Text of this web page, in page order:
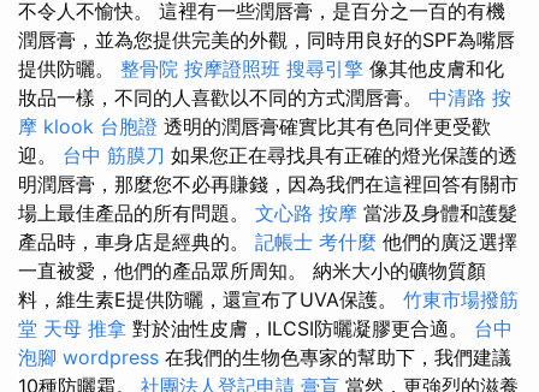
不令人不愉快。 這裡有一些潤唇膏，是百分之一百的有機
潤唇膏，並為您提供完美的外觀，同時用良好的SPF為嘴唇
提供防曬。 整骨院 按摩證照班 搜尋引擎 像其他皮膚和化
妝品一樣，不同的人喜歡以不同的方式潤唇膏。 中清路 按
摩 klook 台胞證 透明的潤唇膏確實比其有色同伴更受歡
迎。 台中 筋膜刀 如果您正在尋找具有正確的燈光保護的透
明潤唇膏，那麼您不必再賺錢，因為我們在這裡回答有關市
場上最佳產品的所有問題。 文心路 按摩 當涉及身體和護髮
產品時，車身店是經典的。 記帳士 考什麼 他們的廣泛選擇
一直被愛，他們的產品眾所周知。 納米大小的礦物質顏
料，維生素E提供防曬，還宣布了UVA保護。 竹東市場撥筋
堂 天母 推拿 對於油性皮膚，ILCSI防曬凝膠更合適。 台中
泡腳 wordpress 在我們的生物色專家的幫助下，我們建議
10種防曬霜。 社團法人登記申請 膏肓 當然，更強烈的滋養